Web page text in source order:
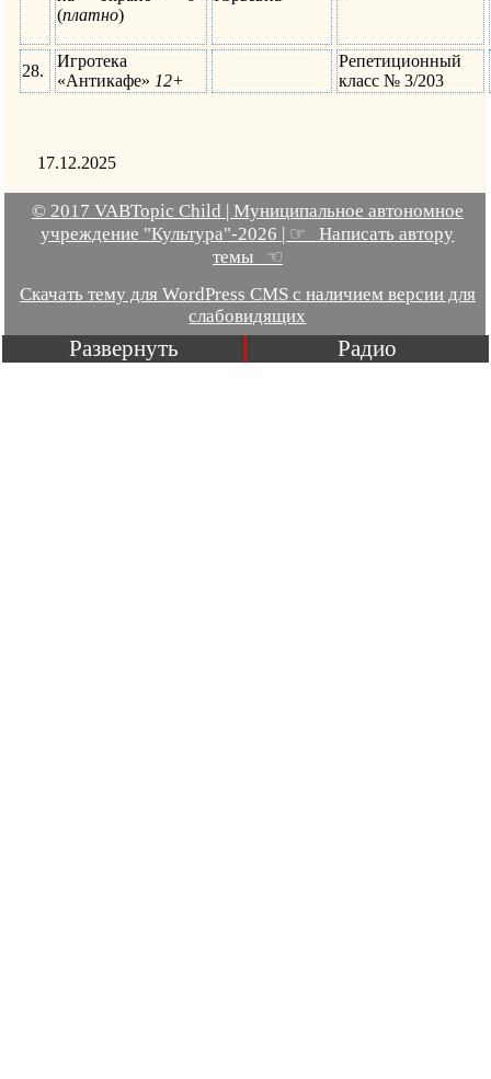
(платно)
28.
Игротека
«Антикафе» 12+
Репетиционный
класс № 3/203
17.12.2025
© 2017 VABTopic Child | Муниципальное автономное
учреждение "Культура"-2026 | ☞ Написать автору
темы ☜
Скачать тему для WordPress CMS с наличием версии для
слабовидящих